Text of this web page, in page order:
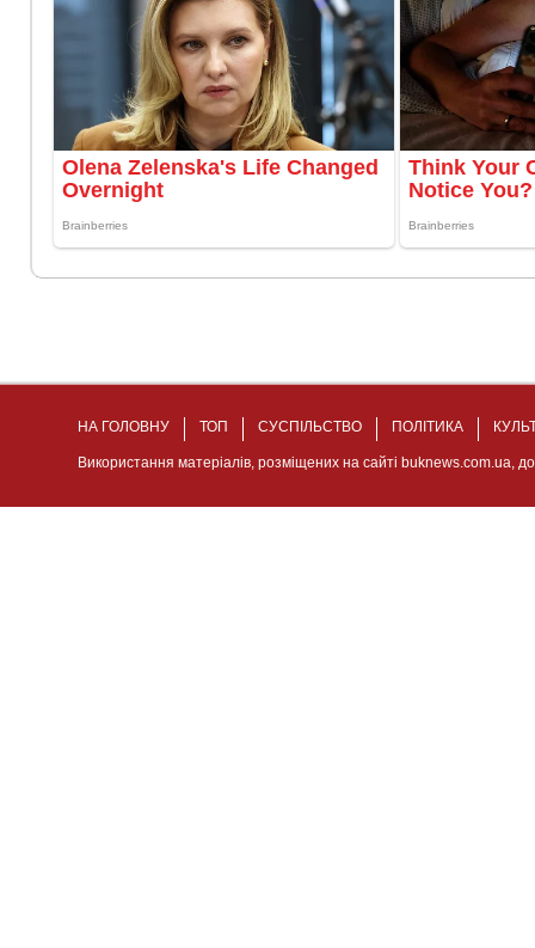
НА ГОЛОВНУ ТОП СУСПІЛЬСТВО ПОЛІТИКА
Використання матеріалів, розміщених на сайті buknews.com.ua,